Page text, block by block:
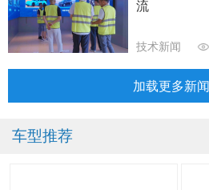
流
技术新闻
加载更多新闻
车型推荐